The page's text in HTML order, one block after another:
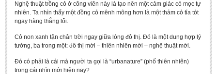
Nghệ thuật trồng cỏ ở công viên này là tạo nên một cảm giác cỏ mọc tự
nhiên. Ta nhìn thấy một đồng cỏ mênh mông hơn là một thảm cỏ tỉa tót
ngay hàng thẳng lối.
Cỏ non xanh tận chân trời ngay giữa lòng đô thị. Đó là một dung hợp lý
tưởng, ba trong một: đô thị mới – thiên nhiên mới – nghệ thuật mới.
Đó có phải là cái mà người ta gọi là “urbanature” (phố thiên nhiên)
trong cái nhìn mới hiện nay?